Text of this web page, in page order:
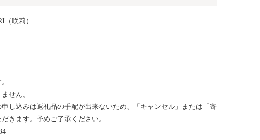
（咲莉）
せん。
し込みは返礼品の手配が出来ないため、「キャンセル」または「寄
きます。予めご了承ください。